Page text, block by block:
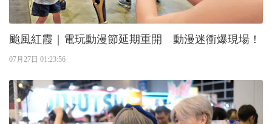
颱風紅霞｜電玩動漫節延期重開 動漫迷衝爆現場！
07月27日 01:23:56